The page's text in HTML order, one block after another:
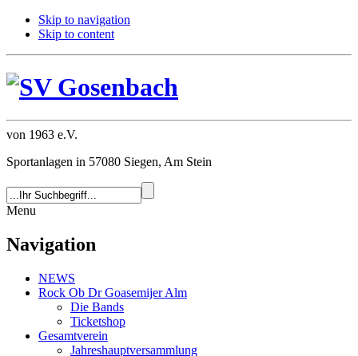
Skip to navigation
Skip to content
von 1963 e.V.
Sportanlagen in 57080 Siegen, Am Stein
Menu
Navigation
NEWS
Rock Ob Dr Goasemijer Alm
Die Bands
Ticketshop
Gesamtverein
Jahreshauptversammlung